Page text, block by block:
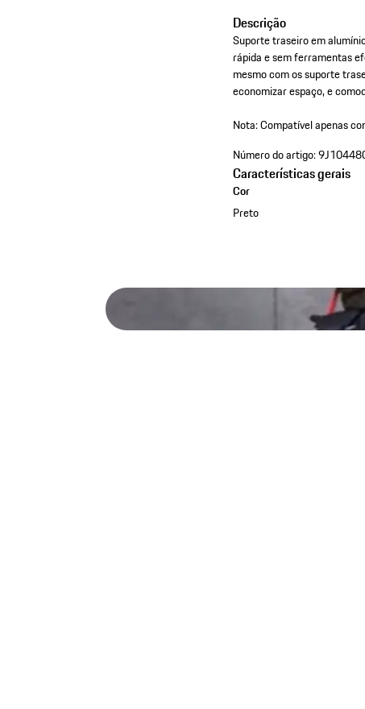
Descrição
Suporte traseiro em
rápida e sem ferramentas
mesmo com os suporte
economizar espaço, e
Nota: Compatível apenas
Número do artigo:
Características gerais
Cor
Preto